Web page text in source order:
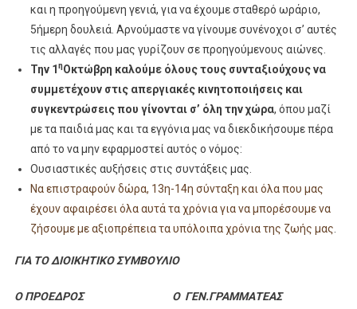
και η προηγούμενη γενιά, για να έχουμε σταθερό ωράριο,
5ήμερη δουλειά. Αρνούμαστε να γίνουμε συνένοχοι σ’ αυτές
τις αλλαγές που μας γυρίζουν σε προηγούμενους αιώνες.
Την 1 ηΟκτώβρη καλούμε όλους τους συνταξιούχους να
συμμετέχουν στις απεργιακές κινητοποιήσεις και
συγκεντρώσεις που γίνονται σ’ όλη την χώρα, όπου μαζί
με τα παιδιά μας και τα εγγόνια μας να διεκδικήσουμε πέρα
από το να μην εφαρμοστεί αυτός ο νόμος:
Ουσιαστικές αυξήσεις στις συντάξεις μας.
Να επιστραφούν δώρα, 13η-14η σύνταξη και όλα που μας
έχουν αφαιρέσει όλα αυτά τα χρόνια για να μπορέσουμε να
ζήσουμε με αξιοπρέπεια τα υπόλοιπα χρόνια της ζωής μας
ΓΙΑ ΤΟ ΔΙΟΙΚΗΤΙΚΟ ΣΥΜΒΟΥΛΙΟ
Ο ΠΡΟΕΔΡΟΣ Ο ΓΕΝ.ΓΡΑΜΜΑΤΕΑΣ